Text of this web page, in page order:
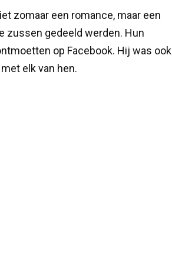
zomaar een romance, maar een
zussen gedeeld werden. Hun
op Facebook. Hij was ook
elk van hen.